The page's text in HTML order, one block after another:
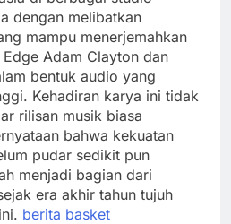
dengan melibatkan
mampu menerjemahkan
Adam Clayton dan
bentuk audio yang
Kehadiran karya ini tidak
rilisan musik biasa
bahwa kekuatan
pudar sedikit pun
menjadi bagian dari
era akhir tahun tujuh
berita basket